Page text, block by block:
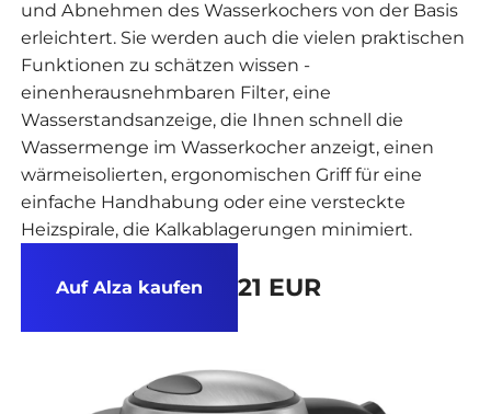
und Abnehmen des Wasserkochers von der Basis
erleichtert. Sie werden auch die vielen praktischen
Funktionen zu schätzen wissen -
einenherausnehmbaren Filter, eine
Wasserstandsanzeige, die Ihnen schnell die
Wassermenge im Wasserkocher anzeigt, einen
wärmeisolierten, ergonomischen Griff für eine
einfache Handhabung oder eine versteckte
Heizspirale, die Kalkablagerungen minimiert.
Auf Alza kaufen 21 EUR